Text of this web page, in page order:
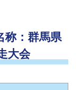
：群馬県
大会